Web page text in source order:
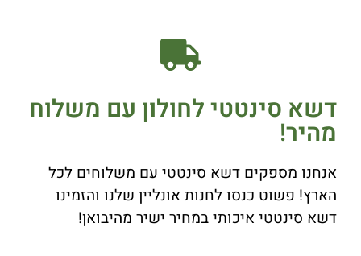
דשא סינטטי לחולון עם משלוח
מהיר!
אנחנו מספקים דשא סינטטי עם משלוחים לכל
הארץ! פשוט כנסו לחנות אונליין שלנו והזמינו
דשא סינטטי איכותי במחיר ישיר מהיבואן!